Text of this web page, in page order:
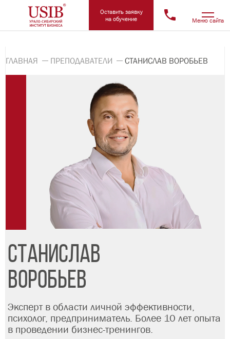
Оставить заявку
на обучение
Меню сайта
ГЛАВНАЯ ПРЕПОДАВАТЕЛИ СТАНИСЛАВ ВОРОБЬЕВ
СТАНИСЛАВ
ВОРОБЬЕВ
Эксперт в области личной эффективности,
психолог, предприниматель. Более 10 лет опыта
в проведении бизнес-тренингов.